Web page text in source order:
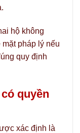
hộ không
pháp lý nếu
quy định
quyền
xác định là